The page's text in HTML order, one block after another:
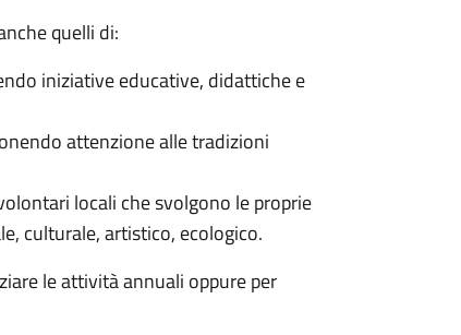
quelli di:
iniziative educative, didattiche e
attenzione alle tradizioni
locali che svolgono le proprie
culturale, artistico, ecologico.
le attività annuali oppure per